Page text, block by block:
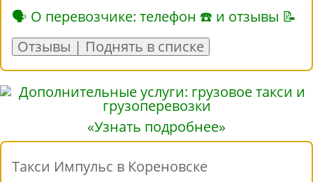
🗣 О перевозчике: телефон ☎ и отзывы 📝
Отзывы | Поднять в списке
«Узнать подробнее»
Такси Импульс в Кореновске